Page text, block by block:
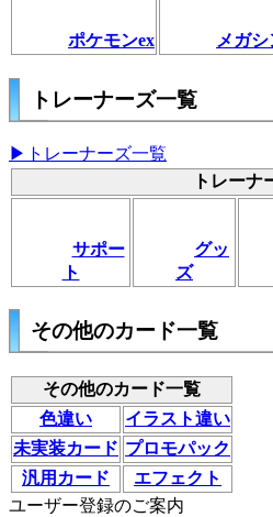
ポケモンex メガシ
トレーナーズ一覧
▶トレーナーズ一覧
トレーナ
サポー
ト
グッ
ズ
その他のカード一覧
その他のカード一覧
色違い
イラスト違い
未実装カード プロモパック
汎用カード
エフェクト
ユーザー登録のご案内